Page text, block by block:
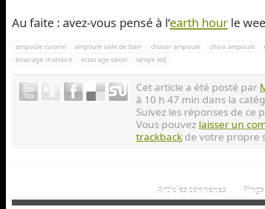
Au faite : avez-vous pensé à l’earth hour le
ampoule cuisine ampoule salle de bain choisir ampoule choix ampoule
eclairage chambre
eclairage salon lampe led
Cet article a été posté par
à 10 h 47 min dans la
Suivez les réponses de ce
Vous pouvez laisser un
trackback de votre propre
Pings
Articles connexes